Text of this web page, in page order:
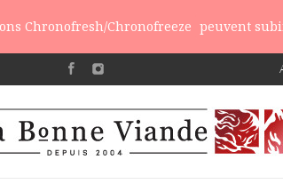
Chronofresh/Chronofreeze peuvent